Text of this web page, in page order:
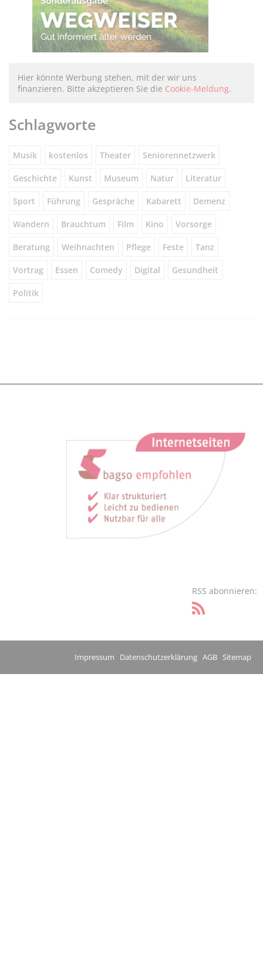
Hier könnte Werbung stehen, mit der wir uns
finanzieren. Bitte akzeptieren Sie die Cookie-Meldung.
Schlagworte
Musik kostenlos Theater Seniorennetzwerk
Geschichte Kunst Museum Natur Literatur
Sport Führung Gespräche Kabarett Demenz
Wandern Brauchtum Film Kino Vorsorge
Beratung Weihnachten Pflege Feste Tanz
Vortrag Essen Comedy Digital Gesundheit
Politik
RSS abonnieren:
Impressum Datenschutzerklärung AGB Sitemap